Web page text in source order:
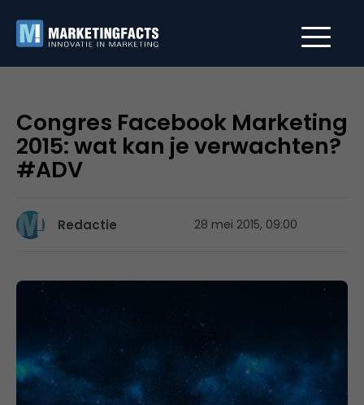
Congres Facebook Marketing
2015: wat kan je verwachten?
#ADV
Redactie 28 mei 2015, 09:00